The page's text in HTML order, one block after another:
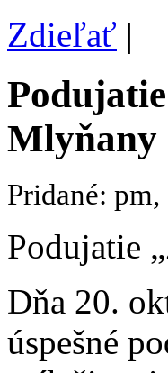
Zdieľať |
Mlyňany
Pridané:
Podujatie
Dňa 20.
úspešné